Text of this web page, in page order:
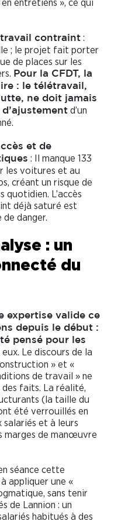
entretiens », ce qui
contraint :
; le projet fait porter
de places sur les
Pour la CFDT, la
: le télétravail,
ne doit jamais
d’un
et de
: Il manque 133
les voitures et au
créant un risque de
L’accès
déjà saturé est
danger.
: un
du
expertise valide ce
depuis le début :
pensé pour les
Le discours de la
» et «
de travail » ne
des faits. La réalité,
(la taille du
été verrouillés en
salariés et à leurs
marges de manœuvre
séance cette
appliquer une «
sans tenir
de Lannion : un
habitués à des